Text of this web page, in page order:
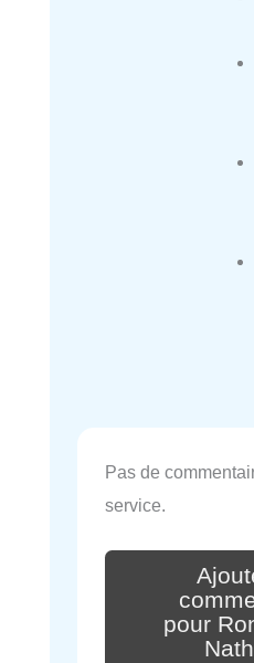
Pas de
service.
pour